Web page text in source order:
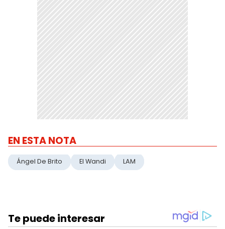
EN ESTA NOTA
Ángel De Brito El Wandi LAM